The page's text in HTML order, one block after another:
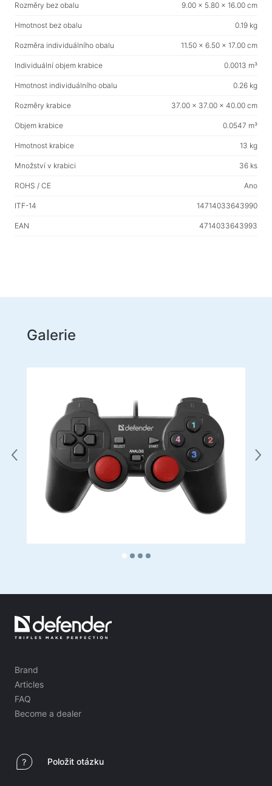
Sportovní zboží
Pracovní prostor a bytový nábytek
Stoly pro domácnost a kancelář
Herní stoly
Herní židle
Rozměry bez obalu 9.00 x 5.80 x 16.00 cm
Hmotnost bez obalu 0.19 kg
Rozměra individuálního obalu 11.50 x 6.50 x 17.00 cm
Individuální objem krabice 0.0013 m³
Hmotnost individuálního obalu 0.26 kg
Rozměry krabice 37.00 x 37.00 x 40.00 cm
Objem krabice 0.0547 m³
Hmotnost krabice 13 kg
Množství v krabici 36 ks
ROHS / CE Ano
ITF-14 14714033643990
EAN 4714033643993
Galerie
Brand
Articles
FAQ
Become a dealer
Položit otázku